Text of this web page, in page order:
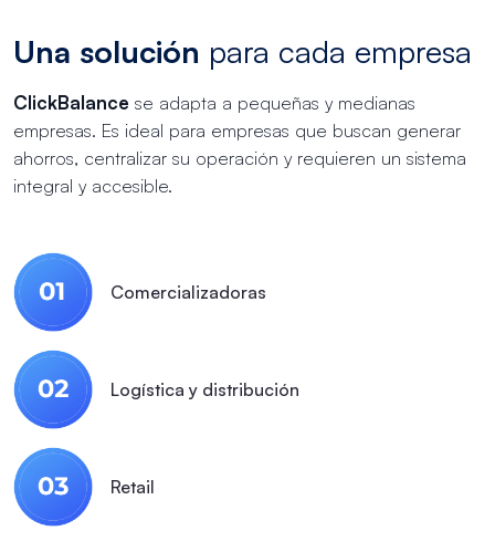
Una solución para cada empresa
ClickBalance se adapta a pequeñas y medianas
empresas. Es ideal para empresas que buscan generar
ahorros, centralizar su operación y requieren un sistema
integral y accesible.
Comercializadoras
Logística y distribución
Retail